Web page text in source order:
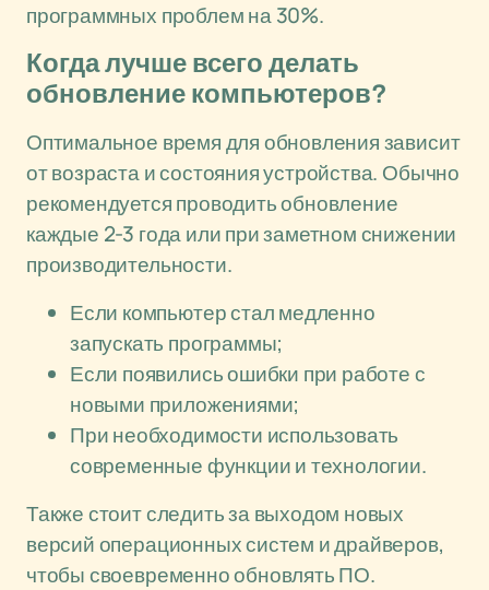
программных проблем на 30%.
Когда лучше всего делать
обновление компьютеров?
Оптимальное время для обновления зависит
от возраста и состояния устройства. Обычно
рекомендуется проводить обновление
каждые 2-3 года или при заметном снижении
производительности.
Если компьютер стал медленно
запускать программы;
Если появились ошибки при работе с
новыми приложениями;
При необходимости использовать
современные функции и технологии.
Также стоит следить за выходом новых
версий операционных систем и драйверов,
чтобы своевременно обновлять ПО.